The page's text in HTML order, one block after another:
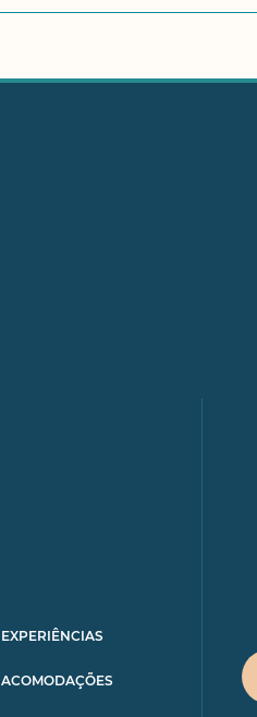
EXPERIÊNCIAS
ACOMODAÇÕES